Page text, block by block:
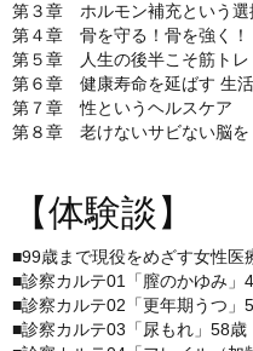
第３章 ホルモン補充という選
第４章 骨を守る！骨を強く！
第５章 人生の後半こそ筋トレ
第６章 健康寿命を延ばす 生
第７章 性というヘルスケア
第８章 老けないサビない脳を
【体験談】
■99歳まで現役をめざす女性医
■診察カルテ01「膣のかゆみ
■診察カルテ02「更年期うつ」
■診察カルテ03「尿もれ」58歳